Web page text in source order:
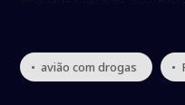
• avião com drogas •